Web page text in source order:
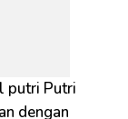
putri Putri
dengan